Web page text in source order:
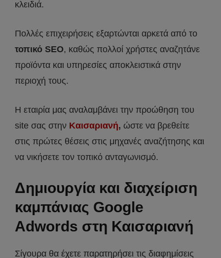
κλειδιά.
Πολλές επιχειρήσεις εξαρτώνται αρκετά από το
τοπικό SEO, καθώς πολλοί χρήστες αναζητάνε
προϊόντα και υπηρεσίες αποκλειστικά στην
περιοχή τους.
Η εταιρία μας αναλαμβάνει την προώθηση του
site σας στην Καισαριανή, ώστε να βρεθείτε
στις πρώτες θέσεις στις μηχανές αναζήτησης και
να νικήσετε τον τοπικό ανταγωνισμό.
Δημιουργία και διαχείριση
καμπάνιας Google
Adwords στη Καισαριανή
Σίγουρα θα έχετε παρατηρήσει τις διαφημίσεις